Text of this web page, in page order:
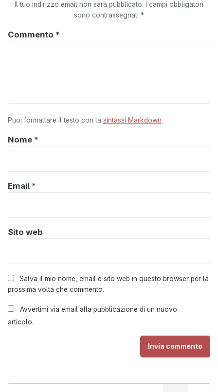
Il tuo indirizzo email non sarà pubblicato.
I campi obbligatori
sono contrassegnati *
Commento *
Puoi formattare il testo con la sintassi Markdown.
Nome *
Email *
Sito web
Salva il mio nome, email e sito web in questo browser per la
prossima volta che commento.
Avvertimi via email alla pubblicazione di un nuovo
articolo.